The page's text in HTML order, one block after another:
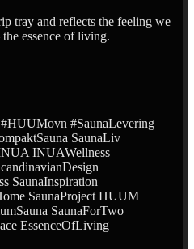
tray and reflects the feeling we
essence of living.
#SaunaLevering
SaunaLiv
INUAWellness
SaunaInspiration
SaunaProject HUUM
SaunaForTwo
EssenceOfLiving